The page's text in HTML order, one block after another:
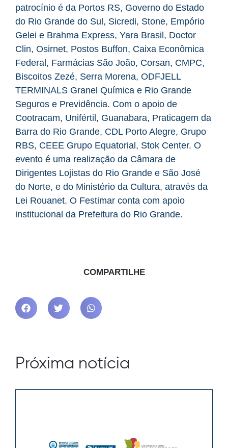
patrocínio é da Portos RS, Governo do Estado
do Rio Grande do Sul, Sicredi, Stone, Empório
Gelei e Brahma Express, Yara Brasil, Doctor
Clin, Osirnet, Postos Buffon, Caixa Econômica
Federal, Farmácias São João, Corsan, CMPC,
Biscoitos Zezé, Serra Morena, ODFJELL
TERMINALS Granel Química e Rio Grande
Seguros e Previdência. Com o apoio de
Cootracam, Unifértil, Guanabara, Praticagem da
Barra do Rio Grande, CDL Porto Alegre, Grupo
RBS, CEEE Grupo Equatorial, Stok Center. O
evento é uma realização da Câmara de
Dirigentes Lojistas do Rio Grande e São José
do Norte, e do Ministério da Cultura, através da
Lei Rouanet. O Festimar conta com apoio
institucional da Prefeitura do Rio Grande.
COMPARTILHE
Próxima notícia